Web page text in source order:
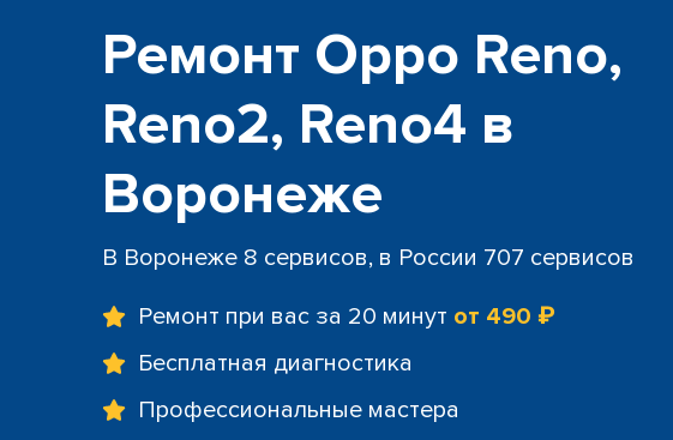
Ремонт Oppo Reno,
Reno2, Reno4 в
Воронеже
В Воронеже 8 сервисов, в России 707 сервисов
Ремонт при вас за 20 минут от 490 ₽
Бесплатная диагностика
Профессиональные мастера